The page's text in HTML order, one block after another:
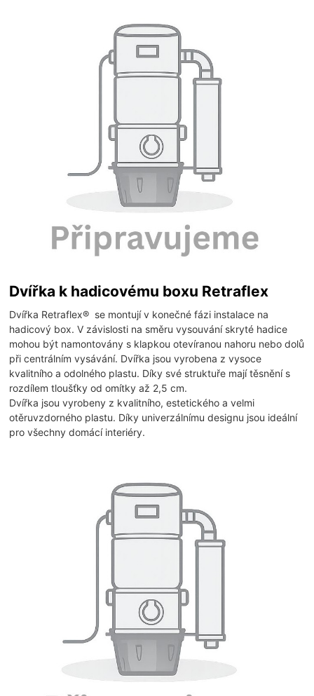
Dvířka k hadicovému boxu Retraflex
Dvířka Retraflex® se montují v konečné fázi instalace na
hadicový box. V závislosti na směru vysouvání skryté hadice
mohou být namontovány s klapkou otevíranou nahoru nebo dolů
při centrálním vysávání. Dvířka jsou vyrobena z vysoce
kvalitního a odolného plastu. Díky své struktuře mají těsnění s
rozdílem tloušťky od omítky až 2,5 cm.
Dvířka jsou vyrobeny z kvalitního, estetického a velmi
otěruvzdorného plastu. Díky univerzálnímu designu jsou ideální
pro všechny domácí interiéry.